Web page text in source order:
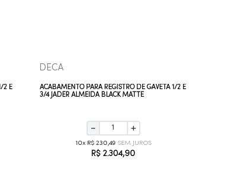
2 E
DECA
ACABAMENTO PARA REGISTRO DE GAVETA 1/2 E
3/4 JADER ALMEIDA BLACK MATTE
＋
－
10 R$ 230,49
R$ 2.304,90